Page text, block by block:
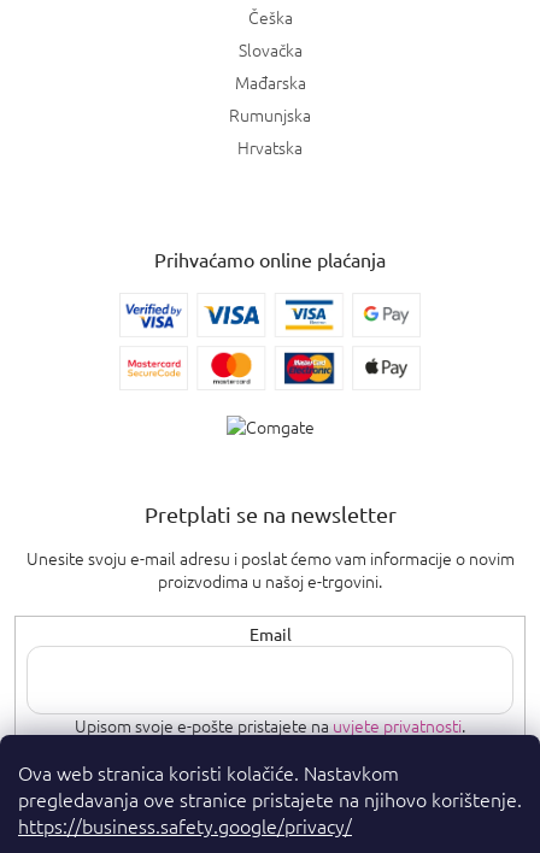
Ova web stranica koristi kolačiće. Nastavkom
pregledavanja ove stranice pristajete na njihovo korištenje.
https://business.safety.google/privacy/
Češka
Slovačka
Mađarska
Rumunjska
Hrvatska
Prihvaćamo online plaćanja
Pretplati se na newsletter
Unesite svoju e-mail adresu i poslat ćemo vam informacije o novim
proizvodima u našoj e-trgovini.
Email
Upisom svoje e-pošte pristajete nauvjete privatnosti.
PRETPLATI SE